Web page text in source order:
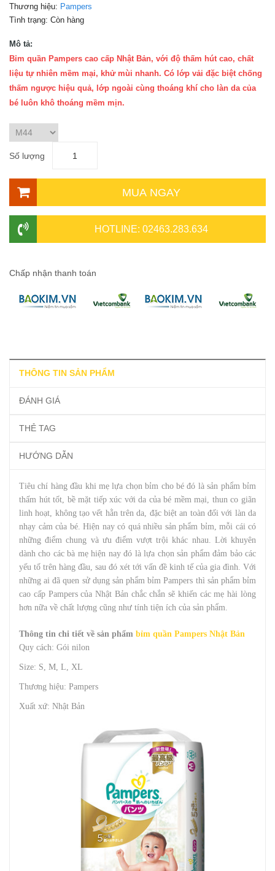
Thương hiệu: Pampers
Tình trạng: Còn hàng
Mô tả:
Bỉm quần Pampers cao cấp Nhật Bản, với độ thấm hút cao, chất
liệu tự nhiên mềm mại, khử mùi nhanh. Có lớp vải đặc biệt chống
thấm ngược hiệu quả, lớp ngoài cùng thoáng khí cho làn da của
bé luôn khô thoáng mềm mịn.
Số lượng
MUA NGAY
HOTLINE: 02463.283.634
Chấp nhận thanh toán
THÔNG TIN SẢN PHẨM
ĐÁNH GIÁ
THẺ TAG
HƯỚNG DẪN
Tiêu chí hàng đầu khi mẹ lựa chọn bỉm cho bé đó là sản phẩm bỉm
thấm hút tốt, bề mặt tiếp xúc với da của bé mềm mại, thun co giãn
linh hoạt, không tạo vết hằn trên da, đặc biệt an toàn đối với làn da
nhạy cảm của bé. Hiện nay có quá nhiều sản phẩm bỉm, mỗi cái có
những điểm chung và ưu điểm vượt trội khác nhau. Lời khuyên
dành cho các bà mẹ hiện nay đó là lựa chọn sản phẩm đảm bảo các
yếu tố trên hàng đầu, sau đó xét tới vấn đề kinh tế của gia đình. Với
những ai đã quen sử dụng sản phẩm bỉm Pampers thì sản phẩm bỉm
cao cấp Pampers của Nhật Bản chắc chắn sẽ khiến các mẹ hài lòng
hơn nữa về chất lượng cũng như tính tiện ích của sản phẩm.
Thông tin chi tiết về sản phẩm bỉm quần Pampers Nhật Bản
Quy cách: Gói nilon
Size: S, M, L, XL
Thương hiệu: Pampers
Xuất xứ: Nhật Bản